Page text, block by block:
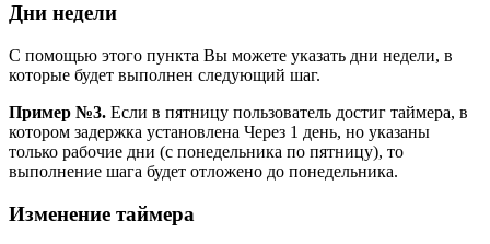
Дни недели
С помощью этого пункта Вы можете указать дни недели, в
которые будет выполнен следующий шаг.
Пример №3. Если в пятницу пользователь достиг таймера, в
котором задержка установлена Через 1 день, но указаны
только рабочие дни (с понедельника по пятницу), то
выполнение шага будет отложено до понедельника.
Изменение таймера